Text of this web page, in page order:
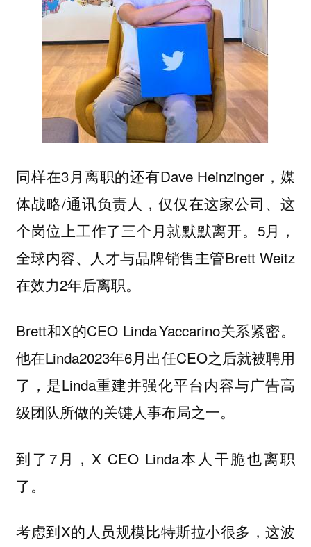
同样在3月离职的还有Dave Heinzinger，媒
体战略/通讯负责人，仅仅在这家公司、这
个岗位上工作了三个月就默默离开。5月，
全球内容、人才与品牌销售主管Brett Weitz
在效力2年后离职。
Brett和X的CEO Linda Yaccarino关系紧密。
他在Linda2023年6月出任CEO之后就被聘用
了，是Linda重建并强化平台内容与广告高
级团队所做的关键人事布局之一。
到了7月，X CEO Linda本人干脆也离职
了。
考虑到X的人员规模比特斯拉小很多，这波